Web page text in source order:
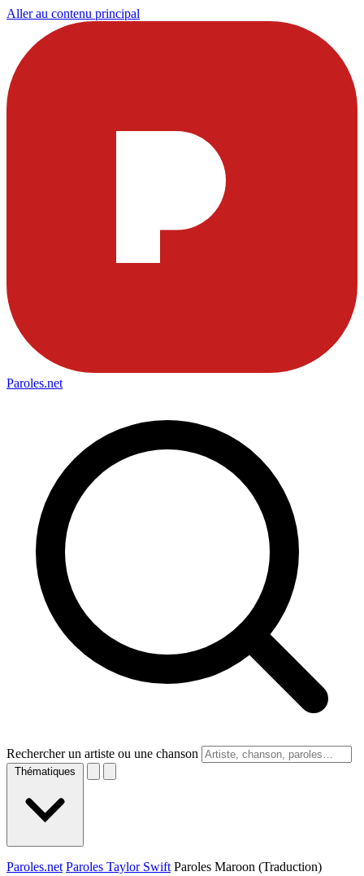
Aller au contenu principal
Paroles.net
Rechercher un artiste ou une chanson
Thématiques
Paroles.net Paroles Taylor Swift Paroles Maroon (Traduction)